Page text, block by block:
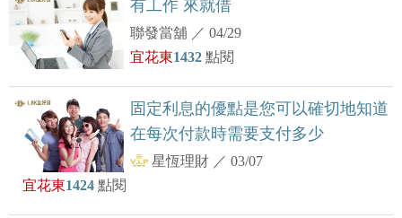
有工作 來就借
聯發當舖 ／04/29
宜花東1432點閱
固定利息的優點是您可以確切地知道
在每次付款時需要支付多少
星恆理財 ／03/07
宜花東1424 點閱